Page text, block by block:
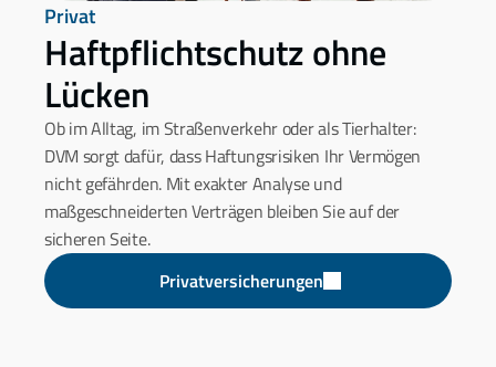
Privat
Haftpflichtschutz ohne
Lücken
Ob im Alltag, im Straßenverkehr oder als Tierhalter:
DVM sorgt dafür, dass Haftungsrisiken Ihr Vermögen
nicht gefährden. Mit exakter Analyse und
maßgeschneiderten Verträgen bleiben Sie auf der
sicheren Seite.
Privatversicherungen